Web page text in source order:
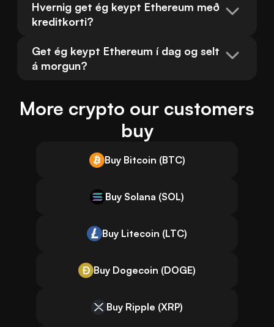
Hvernig get ég keypt Ethereum með
kreditkorti?
Get ég keypt Ethereum í dag og selt
á morgun?
More crypto our customers
buy
Buy Bitcoin (BTC)
Buy Solana (SOL)
Buy Litecoin (LTC)
Buy Dogecoin (DOGE)
Buy Ripple (XRP)